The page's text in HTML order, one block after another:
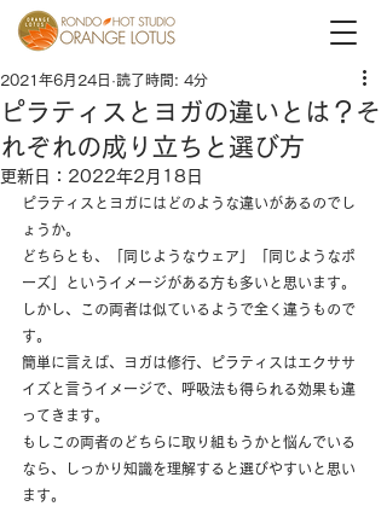
ピラティスとヨガの違いとは？そ
れぞれの成り立ちと選び方
2021年6月24日 読了時間: 4分
更新日： 2022年2月18日
ピラティスとヨガにはどのような違いがあるのでし
ょうか。
どちらとも、「同じようなウェア」「同じようなポ
ーズ」というイメージがある方も多いと思います。
しかし、この両者は似ているようで全く違うもので
す。
簡単に言えば、ヨガは修行、ピラティスはエクササ
イズと言うイメージで、呼吸法も得られる効果も違
ってきます。
もしこの両者のどちらに取り組もうかと悩んでいる
なら、しっかり知識を理解すると選びやすいと思い
ます。